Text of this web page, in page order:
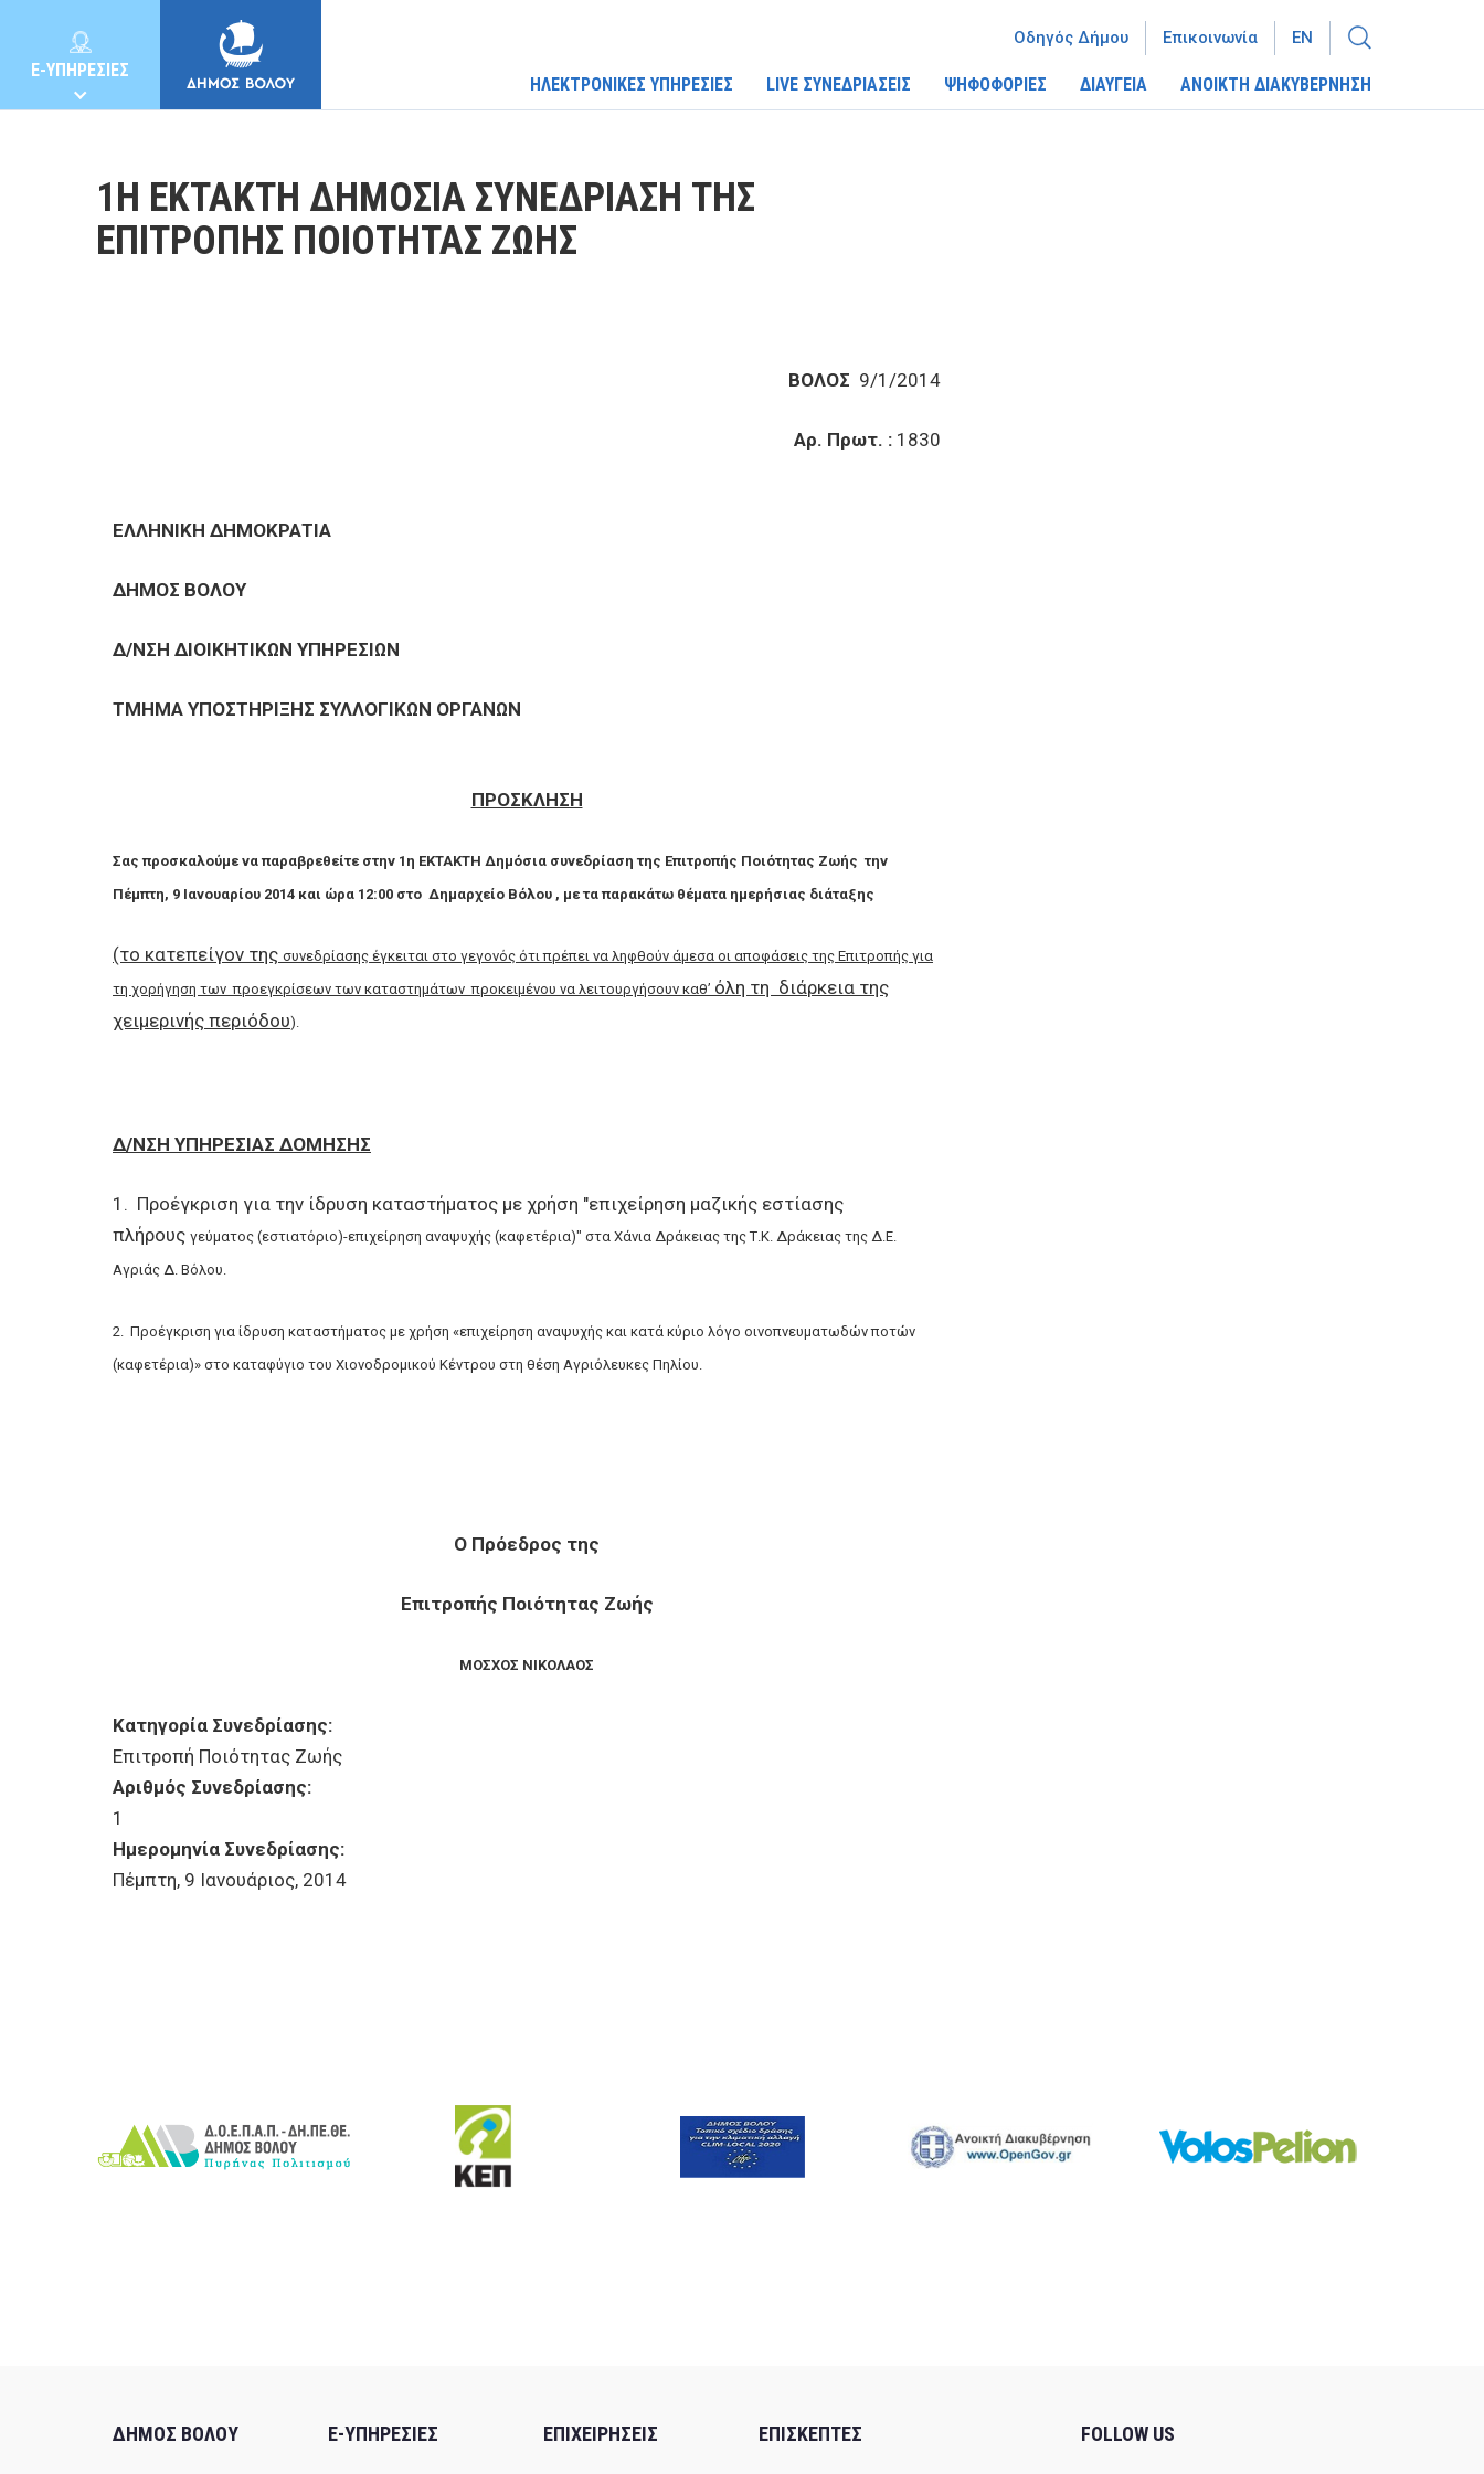
E-ΥΠΗΡΕΣΙΕΣ
ΗΛΕΚΤΡΟΝΙΚΕΣ ΥΠΗΡΕΣΙΕΣ LIVE ΣΥΝΕΔΡΙΑΣΕΙΣ ΨΗΦΟΦΟΡΙΕΣ ΔΙΑΥΓΕΙΑ ΑΝΟΙΚΤΗ ΔΙΑΚΥΒΕΡΝΗΣΗ
Οδηγός Δήμου Επικοινωνία EN
1Η ΕΚΤΑΚΤΗ ΔΗΜΟΣΙΑ ΣΥΝΕΔΡΙΑΣΗ ΤΗΣ
ΕΠΙΤΡΟΠΗΣ ΠΟΙΟΤΗΤΑΣ ΖΩΗΣ
ΒΟΛΟΣ 9/1/2014
Αρ. Πρωτ. : 1830
ΕΛΛΗΝΙΚΗ ΔΗΜΟΚΡΑΤΙΑ
ΔΗΜΟΣ ΒΟΛΟΥ
Δ/ΝΣΗ ΔΙΟΙΚΗΤΙΚΩΝ ΥΠΗΡΕΣΙΩΝ
ΤΜΗΜΑ ΥΠΟΣΤΗΡΙΞΗΣ ΣΥΛΛΟΓΙΚΩΝ ΟΡΓΑΝΩΝ
ΠΡΟΣΚΛΗΣΗ
Σας προσκαλούμε να παραβρεθείτε στην 1η ΕΚΤΑΚΤΗ Δημόσια συνεδρίαση της Επιτροπής Ποιότητας Ζωής την
Πέμπτη, 9 Ιανουαρίου 2014 και ώρα 12:00 στο Δημαρχείο Βόλου , με τα παρακάτω θέματα ημερήσιας διάταξης
(το κατεπείγον της συνεδρίασης έγκειται στο γεγονός ότι πρέπει να ληφθούν άμεσα οι αποφάσεις της Επιτροπής για
τη χορήγηση των προεγκρίσεων των καταστημάτων προκειμένου να λειτουργήσουν καθ’ όλη τη διάρκεια της
χειμερινής περιόδου).
Δ/ΝΣΗ ΥΠΗΡΕΣΙΑΣ ΔΟΜΗΣΗΣ
1. Προέγκριση για την ίδρυση καταστήματος με χρήση "επιχείρηση μαζικής εστίασης
πλήρους γεύματος (εστιατόριο)-επιχείρηση αναψυχής (καφετέρια)" στα Χάνια Δράκειας της Τ.Κ. Δράκειας της Δ.Ε.
Αγριάς Δ. Βόλου.
2. Προέγκριση για ίδρυση καταστήματος με χρήση «επιχείρηση αναψυχής και κατά κύριο λόγο οινοπνευματωδών ποτών
(καφετέρια)» στο καταφύγιο του Χιονοδρομικού Κέντρου στη θέση Αγριόλευκες Πηλίου.
Ο Πρόεδρος της
Επιτροπής Ποιότητας Ζωής
ΜΟΣΧΟΣ ΝΙΚΟΛΑΟΣ
Κατηγορία Συνεδρίασης:
Επιτροπή Ποιότητας Ζωής
Αριθμός Συνεδρίασης:
1
Ημερομηνία Συνεδρίασης:
Πέμπτη, 9 Ιανουάριος, 2014
ΔΗΜΟΣ ΒΟΛΟΥ E-ΥΠΗΡΕΣΙΕΣ ΕΠΙΧΕΙΡΗΣΕΙΣ ΕΠΙΣΚΕΠΤΕΣ FOLLOW US